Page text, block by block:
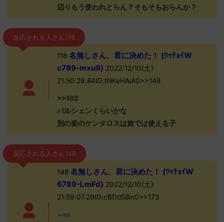
辺りもう使われとらん？そもそもおらんか？
反応される人さん118
118名無しさん、君に決めた！ (ﾜｯﾁｮｲW
c789-mxu9) 2022/12/10(土)
21:50:29.84ID:tNKeHAiA0>>148
>>102
パルシェンくらいかな
別の姿のケンタロスは旅では使える子
反応される人さん148
148名無しさん、君に決めた！ (ﾜｯﾁｮｲW
6789-LmFd) 2022/12/10(土)
21:59:07.29ID:cBDd58in0>>173
>>118